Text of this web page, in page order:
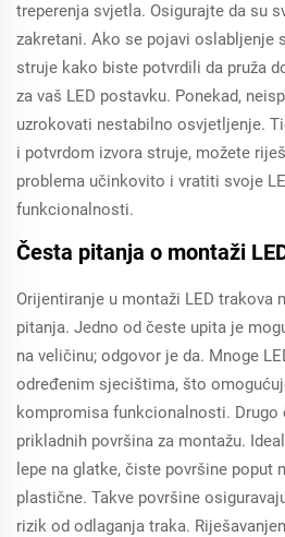
treperenja svjetla. Osigurajte da su
zakretani. Ako se pojavi oslabljenje
struje kako biste potvrdili da pruža
za vaš LED postavku. Ponekad,
uzrokovati nestabilno osvjetljenje.
i potvrdom izvora struje, možete
problema učinkovito i vratiti svoje
funkcionalnosti.
Česta pitanja o montaži
Orijentiranje u montaži LED trakova
pitanja. Jedno od česte upita je
na veličinu; odgovor je da. Mnoge
određenim sjecištima, što
kompromisa funkcionalnosti.
prikladnih površina za montažu.
lepe na glatke, čiste površine poput
plastične. Takve površine
rizik od odlaganja traka.